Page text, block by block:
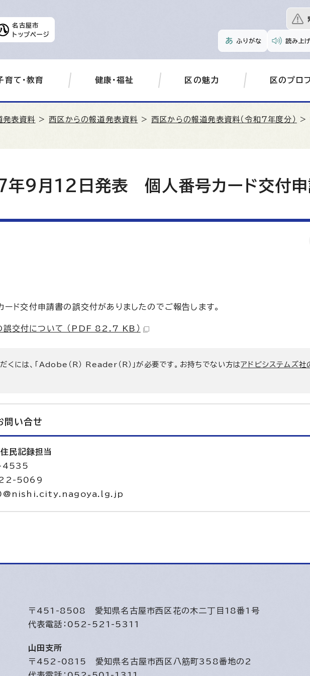
名古屋市
トップページ
ふりがな 読み上げ
育て・教育 健康・福祉 区の魅力 区のプロ
発表資料 > 西区からの報道発表資料 > 西区からの報道発表資料（令和7年度分）
>
9月12日発表 個人番号カード交付申
ド交付申請書の誤交付がありましたのでご報告します。
誤交付について （PDF 82.7 KB）
くには、「Adobe（R） Reader（R）」が必要です。お持ちでない方はアドビシステムズ社
問い合せ
民記録担当
4535
5069
〒451-8508 愛知県名古屋市西区花の木二丁目18番1号
代表電話：052-521-5311
山田支所
〒452-0815 愛知県名古屋市西区八筋町358番地の2